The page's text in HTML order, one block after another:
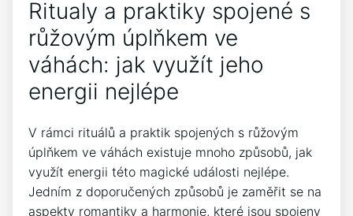
Ritualy a praktiky ⁤spojené s⁤
růžovým úplňkem⁤ ve
váhách: ⁤jak využít jeho
energii nejlépe
V rámci rituálů⁢ a praktik spojených s růžovým
úplňkem ve váhách existuje mnoho způsobů, jak
využít energii⁤ této magické události nejlépe.
‌Jedním z doporučených způsobů⁣ je zaměřit se na‍
aspekty romantiky a harmonie, které jsou​ spojeny